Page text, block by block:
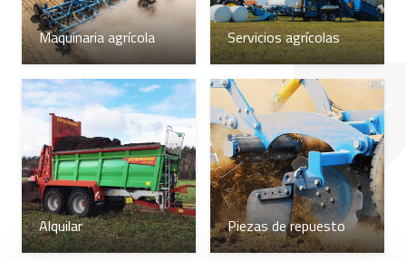
Maquinaria agrícola Servicios agrícolas
Alquilar Piezas de repuesto